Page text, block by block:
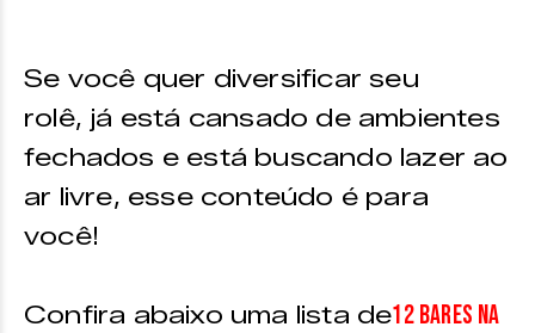
Se você quer diversificar seu
rolê, já está cansado de ambientes
fechados e está buscando lazer ao
ar livre, esse conteúdo é para
você!
Confira abaixo uma lista de12 bares na